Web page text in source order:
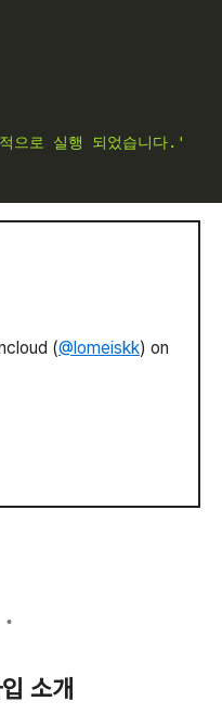
으로 실행 되었습니다.'
(@lomeiskk) on
소개